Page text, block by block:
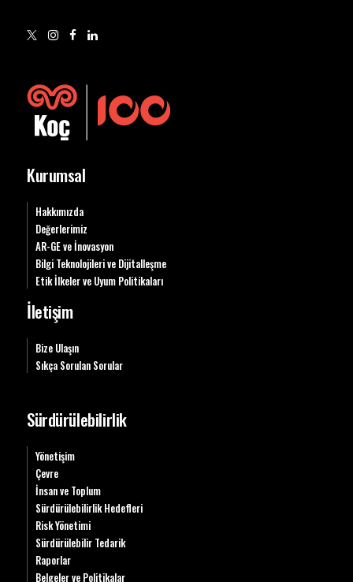
Kurumsal
Hakkımızda
Değerlerimiz
AR-GE ve İnovasyon
Bilgi Teknolojileri ve Dijitalleşme
Etik İlkeler ve Uyum Politikaları
İletişim
Bize Ulaşın
Sıkça Sorulan Sorular
Sürdürülebilirlik
Yönetişim
Çevre
İnsan ve Toplum
Sürdürülebilirlik Hedefleri
Risk Yönetimi
Sürdürülebilir Tedarik
Raporlar
Belgeler ve Politikalar